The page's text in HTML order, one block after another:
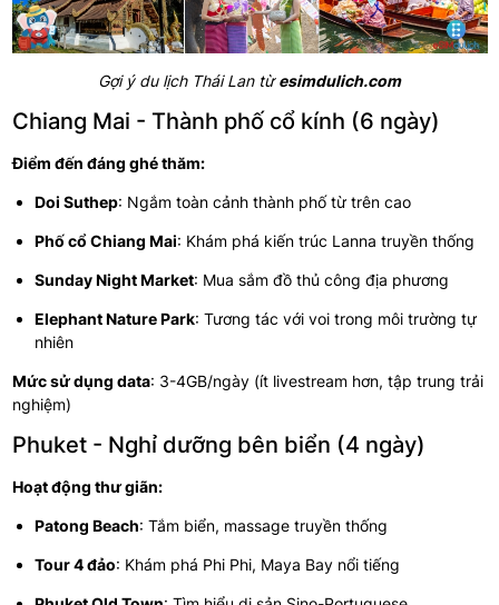
Gợi ý du lịch Thái Lan từ esimdulich.com
Chiang Mai - Thành phố cổ kính (6 ngày)
Điểm đến đáng ghé thăm:
Doi Suthep: Ngắm toàn cảnh thành phố từ trên cao
Phố cổ Chiang Mai: Khám phá kiến trúc Lanna truyền thống
Sunday Night Market: Mua sắm đồ thủ công địa phương
Elephant Nature Park: Tương tác với voi trong môi trường tự
nhiên
Mức sử dụng data: 3-4GB/ngày (ít livestream hơn, tập trung trải
nghiệm)
Phuket - Nghỉ dưỡng bên biển (4 ngày)
Hoạt động thư giãn:
Patong Beach: Tắm biển, massage truyền thống
Tour 4 đảo: Khám phá Phi Phi, Maya Bay nổi tiếng